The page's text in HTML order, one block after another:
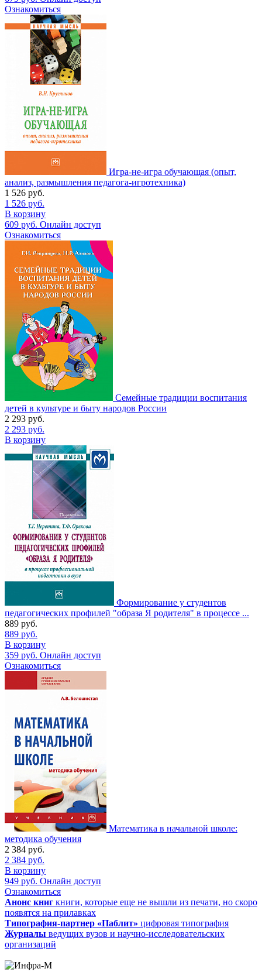
Ознакомиться
Игра-не-игра обучающая (опыт,
анализ, размышления педагога-игротехника)
1 526 руб.
1 526 руб.
В корзину
609 руб. Онлайн доступ
Ознакомиться
Семейные традиции воспитания
детей в культуре и быту народов России
2 293 руб.
2 293 руб.
В корзину
Формирование у студентов
педагогических профилей "образа Я родителя" в процессе ...
889 руб.
889 руб.
В корзину
359 руб. Онлайн доступ
Ознакомиться
Математика в начальной школе:
методика обучения
2 384 руб.
2 384 руб.
В корзину
949 руб. Онлайн доступ
Ознакомиться
Анонс книг книги, которые еще не вышли из печати, но скоро
появятся на прилавках
Типография-партнер «Паблит» цифровая типография
Журналы ведущих вузов и научно-исследовательских
организаций